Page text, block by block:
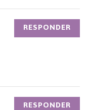
RESPONDER
RESPONDER